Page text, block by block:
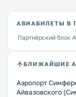
АВИАБИЛЕТЫ В
Партнёрский блок
БЛИЖАЙШИЕ
Аэропорт
Айвазовского